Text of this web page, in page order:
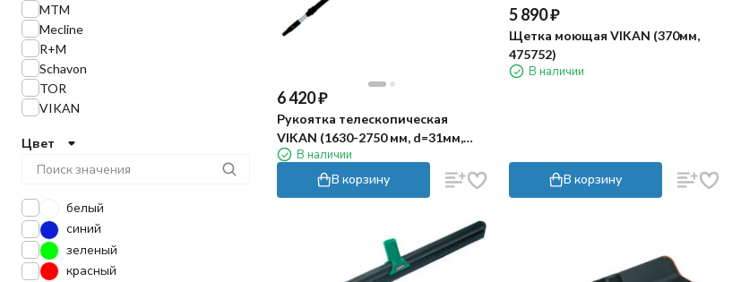
6 420₽
Рукоятка телескопическая
VIKAN (1630-2750 мм, d=31мм,
черный)
В наличии
В корзину
5 890₽
Щетка моющая VIKAN (370мм,
475752)
В наличии
В корзину
MTM
Mecline
R+M
Schavon
TOR
VIKAN
Цвет
белый
синий
зеленый
красный